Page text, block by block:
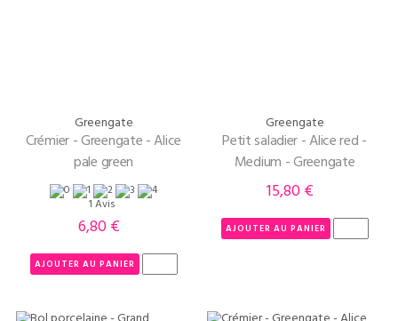
Greengate
Crémier - Greengate - Alice
pale green
1 Avis
Prix
6,80 €
AJOUTER AU PANIER
Greengate
Petit saladier - Alice red -
Medium - Greengate
Prix
15,80 €
AJOUTER AU PANIER